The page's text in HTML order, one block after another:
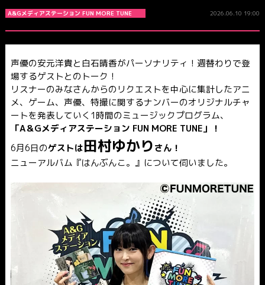
A&Gメディアステーション FUN MORE TUNE 2026.06.10 19:00
声優の安元洋貴と白石晴香がパーソナリティ！週替わりで登
場するゲストとのトーク！
リスナーのみなさんからのリクエストを中心に集計したアニ
メ、ゲーム、声優、特撮に関するナンバーのオリジナルチャ
ートを発表していく1時間のミュージックプログラム、
「A＆Gメディアステーション FUN MORE TUNE」！
6月6日のゲストは田村ゆかりさん！
ニューアルバム『はんぶんこ。』について伺いました。